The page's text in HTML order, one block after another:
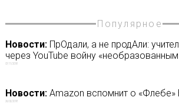
Популярное
Новости:ПрОдали, а не продАли:
через YouTube войну
07/11/2018
Новости:Amazon вспомнит о «Флебе»
26/02/2018